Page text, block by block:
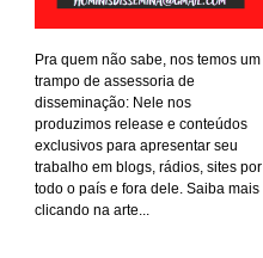
Pra quem não sabe, nos temos um
trampo de assessoria de
disseminação: Nele nos
produzimos release e conteúdos
exclusivos para apresentar seu
trabalho em blogs, rádios, sites por
todo o país e fora dele. Saiba mais
clicando na arte...